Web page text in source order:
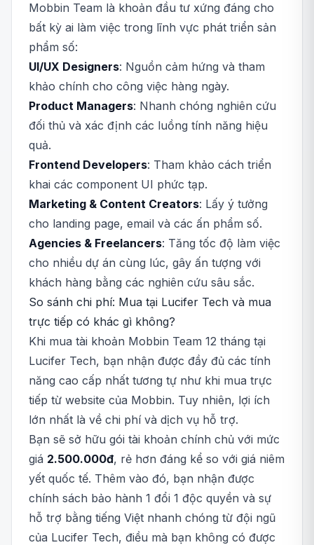
Mobbin Team là khoản đầu tư xứng đáng cho
bất kỳ ai làm việc trong lĩnh vực phát triển sản
phẩm số:
UI/UX Designers: Nguồn cảm hứng và tham
khảo chính cho công việc hàng ngày.
Product Managers: Nhanh chóng nghiên cứu
đối thủ và xác định các luồng tính năng hiệu
quả.
Frontend Developers: Tham khảo cách triển
khai các component UI phức tạp.
Marketing & Content Creators: Lấy ý tưởng
cho landing page, email và các ấn phẩm số.
Agencies & Freelancers: Tăng tốc độ làm việc
cho nhiều dự án cùng lúc, gây ấn tượng với
khách hàng bằng các nghiên cứu sâu sắc.
So sánh chi phí: Mua tại Lucifer Tech và mua
trực tiếp có khác gì không?
Khi mua tài khoản Mobbin Team 12 tháng tại
Lucifer Tech, bạn nhận được đầy đủ các tính
năng cao cấp nhất tương tự như khi mua trực
tiếp từ website của Mobbin. Tuy nhiên, lợi ích
lớn nhất là về chi phí và dịch vụ hỗ trợ.
Bạn sẽ sở hữu gói tài khoản chính chủ với mức
giá 2.500.000đ, rẻ hơn đáng kể so với giá niêm
yết quốc tế. Thêm vào đó, bạn nhận được
chính sách bảo hành 1 đổi 1 độc quyền và sự
hỗ trợ bằng tiếng Việt nhanh chóng từ đội ngũ
của Lucifer Tech, điều mà bạn không có được